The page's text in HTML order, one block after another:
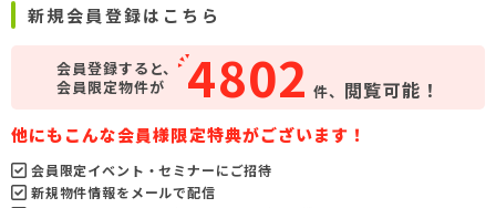
新規会員登録はこちら
会員登録すると、
会員限定物件が
4802 件、 閲覧可能！
他にもこんな会員様限定特典がございます！
会員限定イベント・セミナーにご招待
新規物件情報をメールで配信